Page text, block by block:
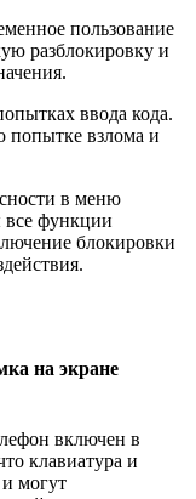
пользование
разблокировку и
ввода кода.
попытке взлома и
в меню
все функции
блокировки
на экране
включен в
клавиатура и
могут